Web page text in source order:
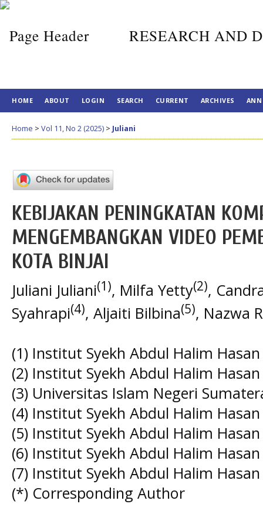
RESEARCH AND
HOME ABOUT LOGIN SEARCH CURRENT ARCHIVES
Home > Vol 11, No 2 (2025) > Juliani
KEBIJAKAN PENINGKATAN
MENGEMBANGKAN VIDEO
KOTA BINJAI
Juliani Juliani(1), Milfa Yetty(2),
Syahrapi(4), Aljaiti Bilbina(5), Nazwa
(1) Institut Syekh Abdul Halim
(2) Institut Syekh Abdul Halim
(3) Universitas Islam Negeri
(4) Institut Syekh Abdul Halim
(5) Institut Syekh Abdul Halim
(6) Institut Syekh Abdul Halim
(7) Institut Syekh Abdul Halim
(*) Corresponding Author